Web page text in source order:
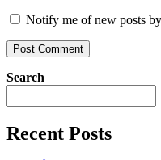
Notify me of new posts
Search
Recent Posts